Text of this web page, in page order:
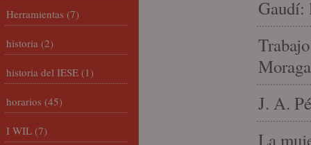
Gaudí:
J. A.
La
Herramientas (7)
historia (2)
historia del IESE (1)
horarios (45)
I WIL (7)